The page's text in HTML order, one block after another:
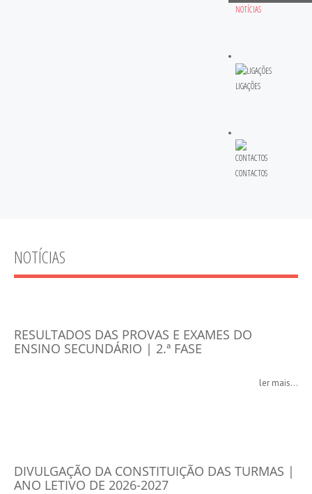
NOTÍCIAS
LIGAÇÕES
CONTACTOS
NOTÍCIAS
RESULTADOS DAS PROVAS E EXAMES DO
ENSINO SECUNDÁRIO | 2.ª FASE
ler mais...
DIVULGAÇÃO DA CONSTITUIÇÃO DAS TURMAS |
ANO LETIVO DE 2026-2027